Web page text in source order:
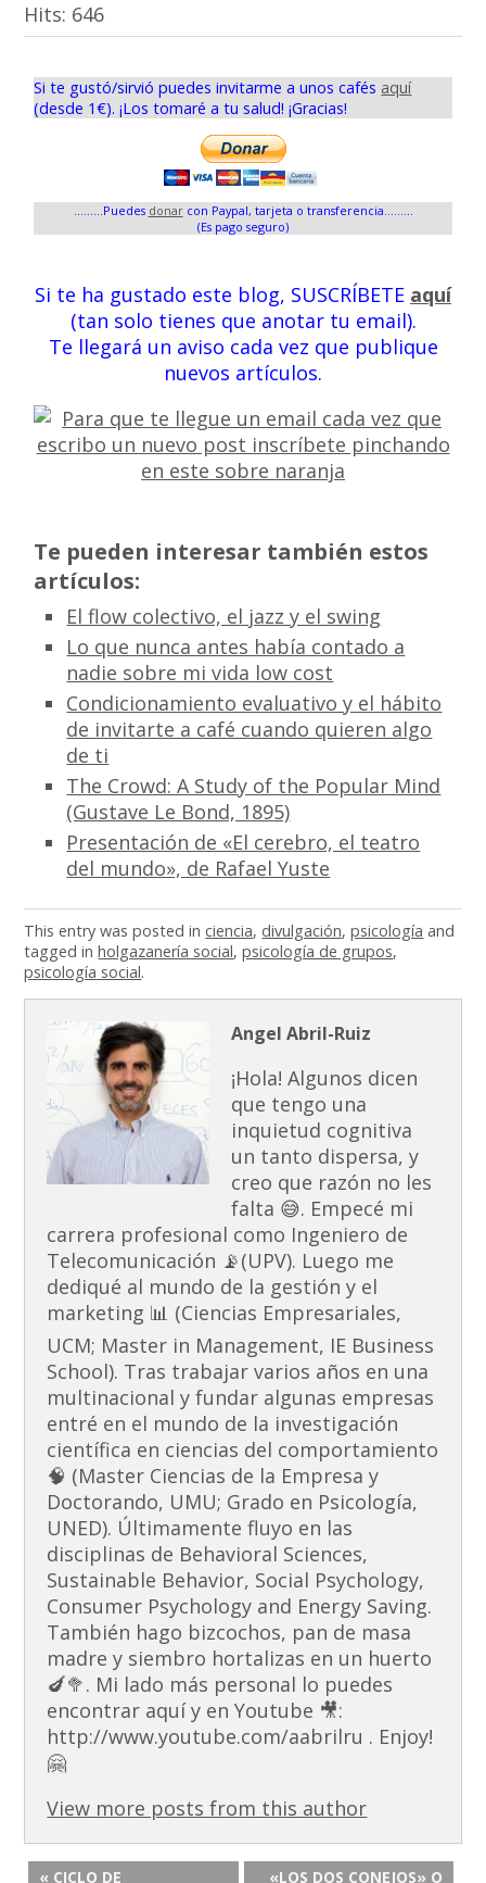
Hits: 646
Si te gustó/sirvió puedes invitarme a unos cafés aquí
(desde 1€). ¡Los tomaré a tu salud! ¡Gracias!
.........Puedes donarcon Paypal, tarjeta o transferencia.........
(Es pago seguro)
Si te ha gustado este blog, SUSCRÍBETE aquí
(tan solo tienes que anotar tu email).
Te llegará un aviso cada vez que publique
nuevos artículos.
Te pueden interesar también estos
artículos:
El flow colectivo, el jazz y el swing
Lo que nunca antes había contado a
nadie sobre mi vida low cost
Condicionamiento evaluativo y el hábito
de invitarte a café cuando quieren algo
de ti
The Crowd: A Study of the Popular Mind
(Gustave Le Bond, 1895)
Presentación de «El cerebro, el teatro
del mundo», de Rafael Yuste
This entry was posted inciencia, divulgación,psicología and
tagged inholgazanería social,psicología de grupos,
psicología social.
Angel Abril-Ruiz
¡Hola! Algunos dicen
que tengo una
inquietud cognitiva
un tanto dispersa, y
creo que razón no les
falta 😅. Empecé mi
carrera profesional como Ingeniero de
Telecomunicación 📡(UPV). Luego me
dediqué al mundo de la gestión y el
marketing 📊 (Ciencias Empresariales,
UCM; Master in Management, IE Business
School). Tras trabajar varios años en una
multinacional y fundar algunas empresas
entré en el mundo de la investigación
científica en ciencias del comportamiento
🧠 (Master Ciencias de la Empresa y
Doctorando, UMU; Grado en Psicología,
UNED). Últimamente fluyo en las
disciplinas de Behavioral Sciences,
Sustainable Behavior, Social Psychology,
Consumer Psychology and Energy Saving.
También hago bizcochos, pan de masa
madre y siembro hortalizas en un huerto
🍆🥦. Mi lado más personal lo puedes
encontrar aquí y en Youtube 🎥:
http://www.youtube.com/aabrilru . Enjoy!
🤗
View more posts from this author
« CICLO DE «LOS DOS CONEJOS» O